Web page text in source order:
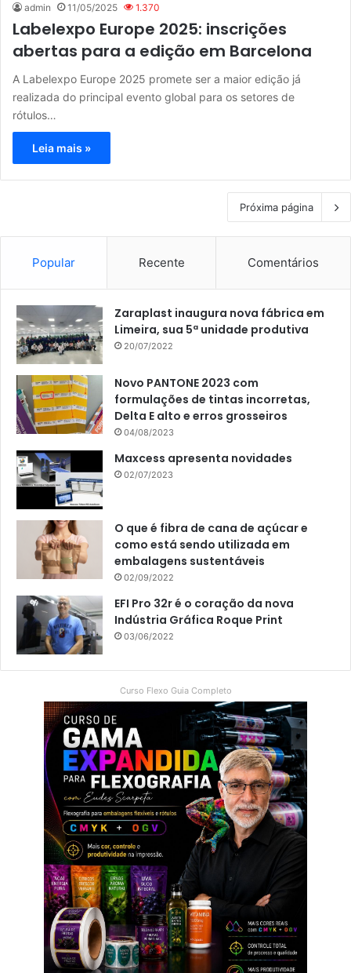
admin 11/05/2025 1.370
Labelexpo Europe 2025: inscrições
abertas para a edição em Barcelona
A Labelexpo Europe 2025 promete ser a maior edição já
realizada do principal evento global para os setores de
rótulos…
Leia mais »
Próxima página
Popular Recente Comentários
Zaraplast inaugura nova fábrica em
Limeira, sua 5ª unidade produtiva
20/07/2022
Novo PANTONE 2023 com
formulações de tintas incorretas,
Delta E alto e erros grosseiros
04/08/2023
Maxcess apresenta novidades
02/07/2023
O que é fibra de cana de açúcar e
como está sendo utilizada em
embalagens sustentáveis
02/09/2022
EFI Pro 32r é o coração da nova
Indústria Gráfica Roque Print
03/06/2022
Curso Flexo Guia Completo